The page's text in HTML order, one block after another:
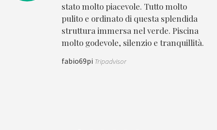
accogliente, elegante perfetta per un
soggiorno in cui si ricerca benessere,
relax e riservatezza. Personale gentile
e disponile. Da consigliare!
giulia_falcioni89Tripadvisor